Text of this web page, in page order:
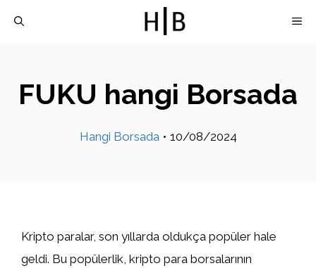
FUKU hangi Borsada
Hangi Borsada • 10/08/2024
Kripto paralar, son yıllarda oldukça popüler hale
geldi. Bu popülerlik, kripto para borsalarının